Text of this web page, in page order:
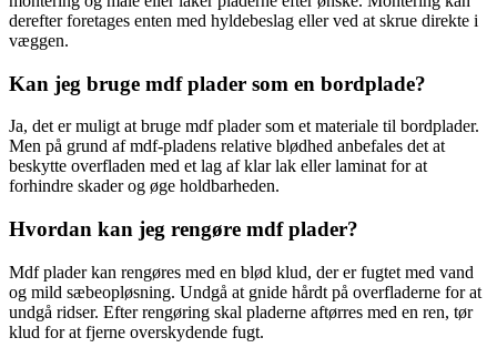
derefter foretages enten med hyldebeslag eller ved at skrue direkte i
væggen.
Kan jeg bruge mdf plader som en bordplade?
Ja, det er muligt at bruge mdf plader som et materiale til bordplader.
Men på grund af mdf-pladens relative blødhed anbefales det at
beskytte overfladen med et lag af klar lak eller laminat for at
forhindre skader og øge holdbarheden.
Hvordan kan jeg rengøre mdf plader?
Mdf plader kan rengøres med en blød klud, der er fugtet med vand
og mild sæbeopløsning. Undgå at gnide hårdt på overfladerne for at
undgå ridser. Efter rengøring skal pladerne aftørres med en ren, tør
klud for at fjerne overskydende fugt.